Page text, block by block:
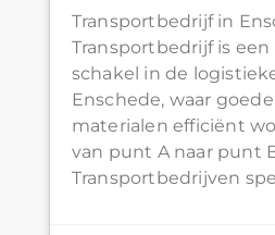
Transportbedrijf in
Transportbedrijf is een
schakel in de
Enschede, waar
materialen efficiënt
van punt A naar punt
Transportbedrijven